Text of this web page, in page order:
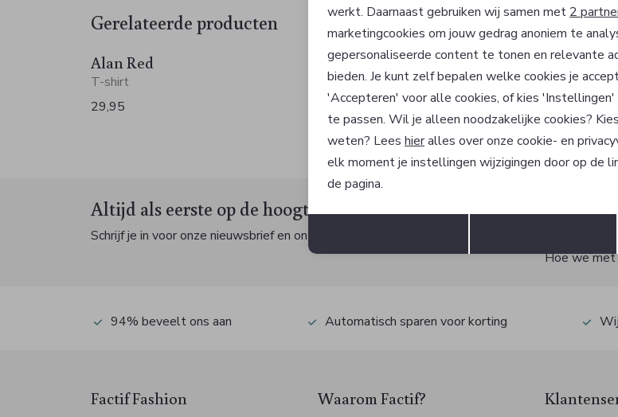
Gerelateerde producten
Alan Red
T-shirt
29,95
Alan Red
T-shirt
29,95
Alan Red
T-shirt
29,95
Altijd als eerste op de hoogte zijn?
Schrijf je in voor onze nieuwsbrief en ontvang dan ook gelijk €5,- korting!
Hoe we met
94% beveelt ons aan Automatisch sparen voor korting
Factif Fashion Waarom Factif?
Analytische cookies
Terug
werkt. Daarnaast gebruiken wij samen met 2
marketingcookies om jouw gedrag anoniem te
gepersonaliseerde content te tonen en relevante
bieden. Je kunt zelf bepalen welke cookies je
'Accepteren' voor alle cookies, of kies 'Instellingen'
te passen. Wil je alleen noodzakelijke cookies?
weten? Lees hieralles over onze cookie- en
elk moment je instellingen wijzigingen door op de
de pagina.